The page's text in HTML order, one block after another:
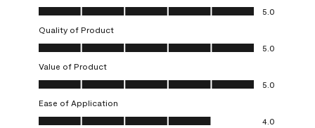
Overall Appearance, 5.0 out of 5
5.0
Quality of Product
Quality of Product, 5.0 out of 5
5.0
Value of Product
Value of Product, 5.0 out of 5
5.0
Ease of Application
Ease of Application, 4.0 out of 5
4.0